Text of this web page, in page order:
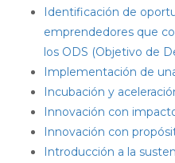
Identificación de
emprendedores que
los ODS (Objetivo de
Implementación de
Incubación y
Innovación con
Innovación con
Introducción a la